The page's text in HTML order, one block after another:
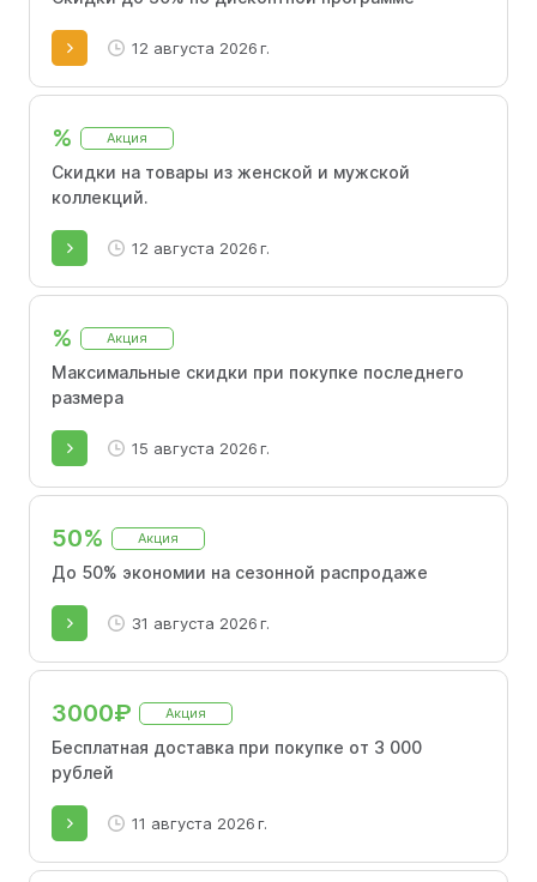
12 августа 2026 г.
% Акция
Скидки на товары из женской и мужской
коллекций.
12 августа 2026 г.
% Акция
Максимальные скидки при покупке последнего
размера
15 августа 2026 г.
50% Акция
До 50% экономии на сезонной распродаже
31 августа 2026 г.
3000₽ Акция
Бесплатная доставка при покупке от 3 000
рублей
11 августа 2026 г.